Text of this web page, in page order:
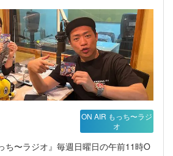
ち〜ラジオ』毎週日曜日の午前11時O
ON AIR もっち〜ラジ
オ